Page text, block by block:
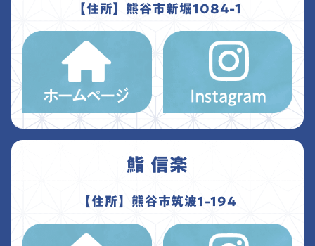
【住所】熊谷市新堀1084-1
鮨 信楽
【住所】熊谷市筑波1-194